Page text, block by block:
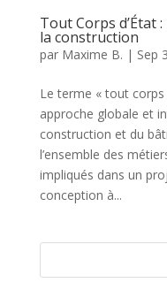
Tout Corps d’État
la construction
par Maxime B. | Sep
Le terme « tout corps
approche globale et
construction et du
l’ensemble des
impliqués dans un
conception à...